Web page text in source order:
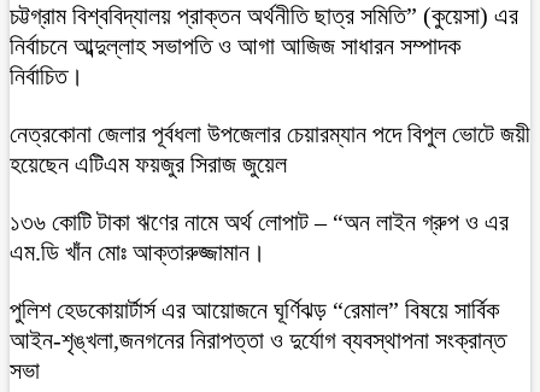
চট্টগ্রাম বিশ্ববিদ্যালয় প্রাক্তন অর্থনীতি ছাত্র সমিতি” (কুয়েসা) এর
নির্বাচনে আব্দুল্লাহ সভাপতি ও আগা আজিজ সাধারন সম্পাদক
নির্বাচিত।
নেত্রকোনা জেলার পূর্বধলা উপজেলার চেয়ারম্যান পদে বিপুল ভোটে জয়ী
হয়েছেন এটিএম ফয়জুর সিরাজ জুয়েল
১৩৬ কোটি টাকা ঋণের নামে অর্থ লোপাট – “অন লাইন গ্রুপ ও এর
এম.ডি খাঁন মোঃ আক্তারুজ্জামান।
পুলিশ হেডকোয়ার্টার্স এর আয়োজনে ঘূর্ণিঝড় “রেমাল” বিষয়ে সার্বিক
আইন-শৃঙ্খলা,জনগনের নিরাপত্তা ও দুর্যোগ ব্যবস্থাপনা সংক্রান্ত
সভা